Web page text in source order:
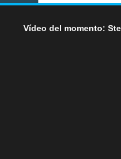
Vídeo del momento: